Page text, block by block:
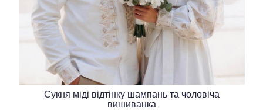
Сукня міді відтінку шампань та чоловіча
вишиванка